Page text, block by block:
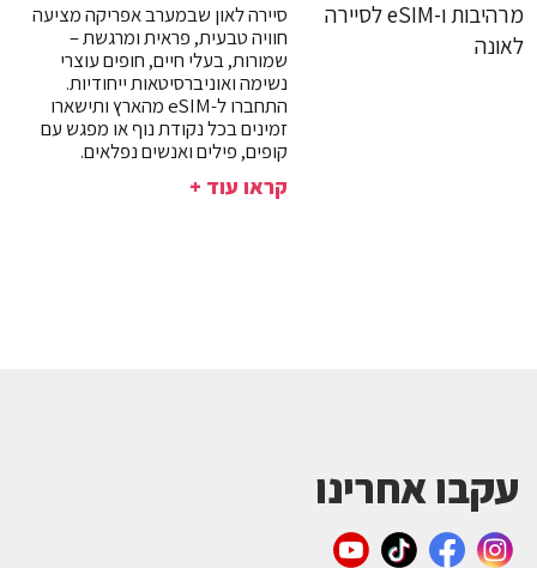
סיירה לאון שבמערב אפריקה מציעה
חוויה טבעית, פראית ומרגשת –
שמורות, בעלי חיים, חופים עוצרי
נשימה ואוניברסיטאות ייחודיות.
התחברו ל-eSIM מהארץ ותישארו
זמינים בכל נקודת נוף או מפגש עם
קופים, פילים ואנשים נפלאים.
קראו עוד +
עקבו אחרינו